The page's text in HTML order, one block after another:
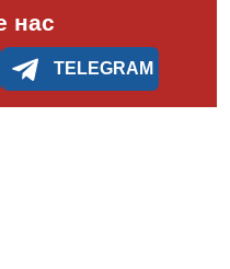
нас
TELEGRAM